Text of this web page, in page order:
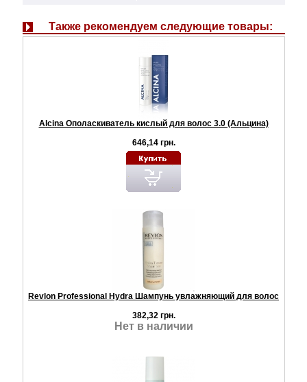
Также рекомендуем следующие товары:
Alcina Ополаскиватель кислый для волос 3.0 (Альцина)
646,14 грн.
Revlon Professional Hydra Шампунь увлажняющий для волос
382,32 грн.
Нет в наличии